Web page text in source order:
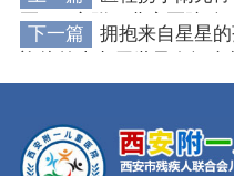
区&西安附一儿童医院“
题游园会
下一篇
拥抱来自星星